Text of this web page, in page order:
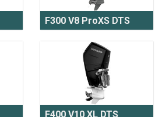
F300 V8 ProXS DTS
F400 V10 XL DTS